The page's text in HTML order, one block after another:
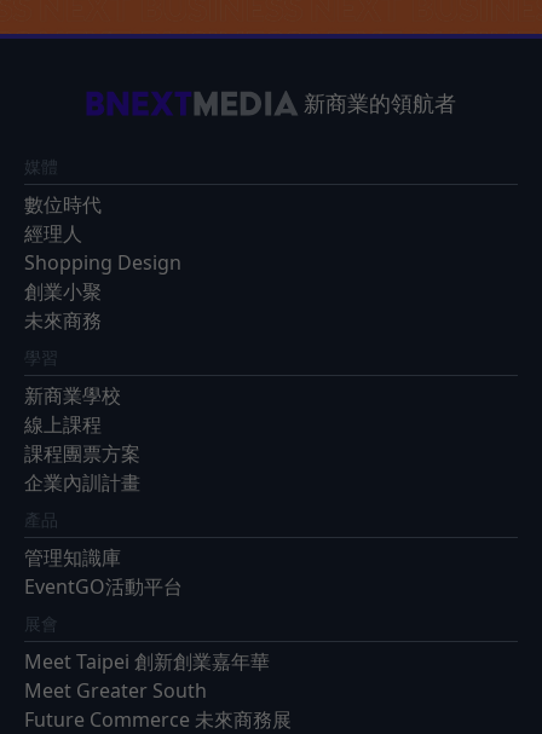
新商業的領航者
媒體
數位時代
經理人
Shopping Design
創業小聚
未來商務
學習
新商業學校
線上課程
課程團票方案
企業內訓計畫
產品
管理知識庫
EventGO活動平台
展會
Meet Taipei 創新創業嘉年華
Meet Greater South
Future Commerce 未來商務展